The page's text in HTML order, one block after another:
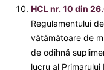
HCL nr. 10 din
Regulamentului
vătămătoare de
de odihnă
lucru al